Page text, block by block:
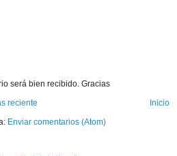
será bien recibido. Gracias
reciente
Inicio
Enviar comentarios (Atom)